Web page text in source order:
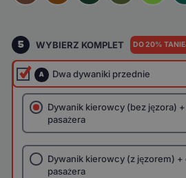
5 WYBIERZ KOMPLET DO 20%
A Dwa dywaniki przednie
Dywanik kierowcy (bez jęzora)
pasażera
Dywanik kierowcy (z jęzorem) +
pasażera